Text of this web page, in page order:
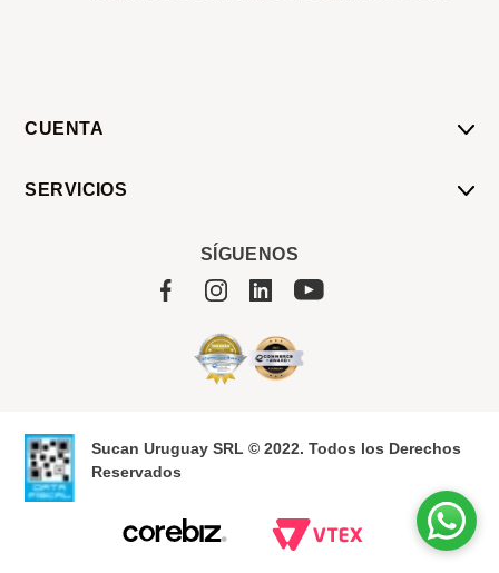
CUENTA
SERVICIOS
SÍGUENOS
Sucan Uruguay SRL © 2022. Todos los Derechos
Reservados